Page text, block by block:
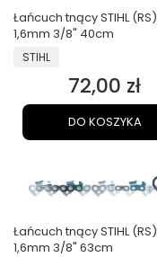
Łańcuch tnący STIHL (RS)
1,6mm 3/8" 40cm
PRODUCENT
STIHL
Cena
72,00 zł
DO KOSZYKA
Łańcuch tnący STIHL (RS)
1,6mm 3/8" 63cm